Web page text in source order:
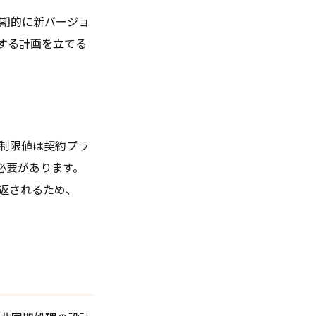
的に新バージョ
る計画を立てる
限値は契約プラ
があります。
されるため、